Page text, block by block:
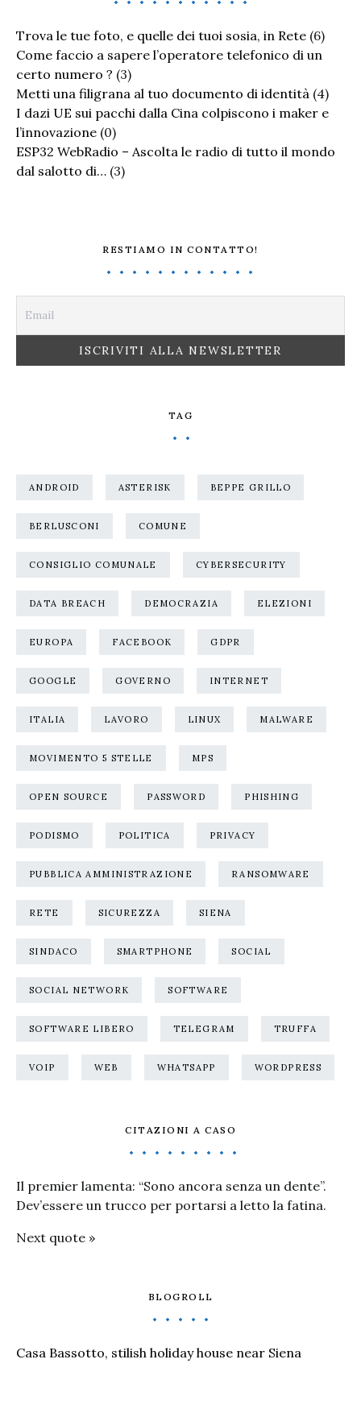
Trova le tue foto, e quelle dei tuoi sosia, in Rete (6)
Come faccio a sapere l’operatore telefonico di un
certo numero ? (3)
Metti una filigrana al tuo documento di identità (4)
I dazi UE sui pacchi dalla Cina colpiscono i maker e
l’innovazione (0)
ESP32 WebRadio – Ascolta le radio di tutto il mondo
dal salotto di… (3)
RESTIAMO IN CONTATTO!
TAG
ANDROID ASTERISK BEPPE GRILLO
BERLUSCONI COMUNE
CONSIGLIO COMUNALE CYBERSECURITY
DATA BREACH DEMOCRAZIA ELEZIONI
EUROPA FACEBOOK GDPR
GOOGLE GOVERNO INTERNET
ITALIA LAVORO LINUX MALWARE
MOVIMENTO 5 STELLE MPS
OPEN SOURCE PASSWORD PHISHING
PODISMO POLITICA PRIVACY
PUBBLICA AMMINISTRAZIONE RANSOMWARE
RETE SICUREZZA SIENA
SINDACO SMARTPHONE SOCIAL
SOCIAL NETWORK SOFTWARE
SOFTWARE LIBERO TELEGRAM TRUFFA
VOIP WEB WHATSAPP WORDPRESS
CITAZIONI A CASO
Il premier lamenta: “Sono ancora senza un dente”.
Dev’essere un trucco per portarsi a letto la fatina.
Next quote »
BLOGROLL
Casa Bassotto, stilish holiday house near Siena